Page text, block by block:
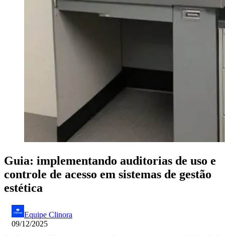
Guia: implementando auditorias de uso e
controle de acesso em sistemas de gestão
estética
Equipe Clinora
09/12/2025